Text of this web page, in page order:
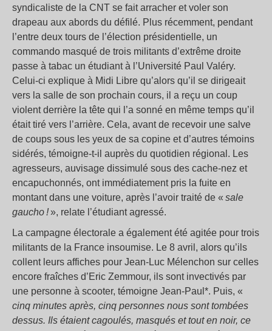
syndicaliste de la CNT se fait arracher et voler son
drapeau aux abords du défilé. Plus récemment, pendant
l’entre deux tours de l’élection présidentielle, un
commando masqué de trois militants d’extrême droite
passe à tabac un étudiant à l’Université Paul Valéry.
Celui-ci explique à Midi Libre qu’alors qu’il se dirigeait
vers la salle de son prochain cours, il a reçu un coup
violent derrière la tête qui l’a sonné en même temps qu’il
était tiré vers l’arrière. Cela, avant de recevoir une salve
de coups sous les yeux de sa copine et d’autres témoins
sidérés, témoigne-t-il auprès du quotidien régional. Les
agresseurs, auvisage dissimulé sous des cache-nez et
encapuchonnés, ont immédiatement pris la fuite en
montant dans une voiture, après l’avoir traité de « sale
gaucho !», relate l’étudiant agressé.
La campagne électorale a également été agitée pour trois
militants de la France insoumise. Le 8 avril, alors qu’ils
collent leurs affiches pour Jean-Luc Mélenchon sur celles
encore fraîches d’Eric Zemmour, ils sont invectivés par
une personne à scooter, témoigne Jean-Paul*. Puis, «
cinq minutes après, cinq personnes nous sont tombées
dessus. Ils étaient cagoulés, masqués et tout en noir, ce